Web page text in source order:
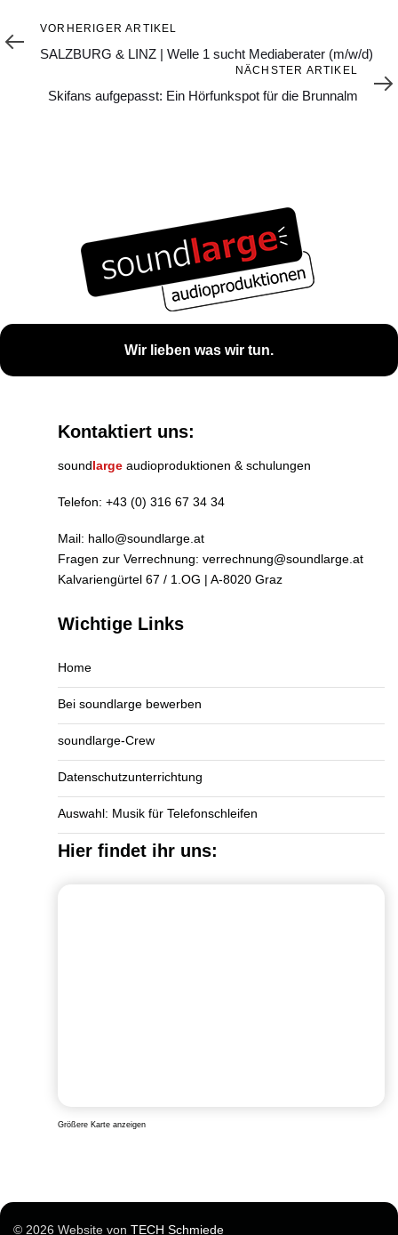
Vorheriger
Artikel
VORHERIGER ARTIKEL
SALZBURG & LINZ | Welle 1 sucht Mediaberater (m/w/d)
Artikel
NÄCHSTER ARTIKEL
Skifans aufgepasst: Ein Hörfunkspot für die Brunnalm
Wir lieben was wir tun.
Kontaktiert uns:
soundlarge audioproduktionen & schulungen
Telefon: +43 (0) 316 67 34 34
Mail: hallo@soundlarge.at
Fragen zur Verrechnung: verrechnung@soundlarge.at
Kalvariengürtel 67 / 1.OG | A-8020 Graz
Wichtige Links
Home
Bei soundlarge bewerben
soundlarge-Crew
Datenschutzunterrichtung
Auswahl: Musik für Telefonschleifen
Hier findet ihr uns:
Größere Karte anzeigen
© 2026 Website von TECH Schmiede